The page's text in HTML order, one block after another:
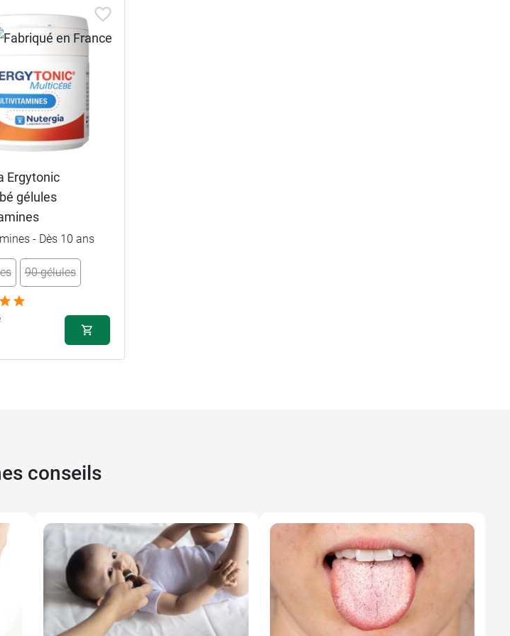
Ergytonic
gélules
- Dès 10 ans
90 gélules
9,79 €
conseils